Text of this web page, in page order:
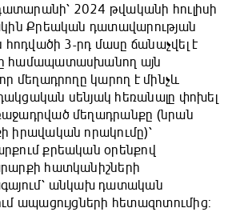
2024 թվականի հուլիսի
Քրեական դատավարության
հոդվածի 3-րդ մասը ճանաչվել է
համապատասխանող այն
մեղադրողը կարող է մինչև
սենյակ հեռանալը փոխել
մեղադրանքը (նրան
իրավական որակումը)՝
քրեական օրենքով
հատկանիշների
անկախ դատական
ապացույցների հետազոտումից: